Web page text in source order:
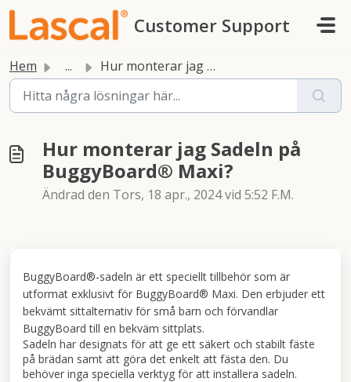
Hoppa över till huvudinnehåll
Customer Support
Hem ... Hur monterar jag Sadeln på BuggyBoard® Maxi?
Hur monterar jag Sadeln på
BuggyBoard® Maxi?
Ändrad den Tors, 18 apr., 2024 vid 5:52 F.M.
BuggyBoard®-sadeln är ett speciellt tillbehör som är
utformat exklusivt för BuggyBoard® Maxi. Den erbjuder ett
bekvämt sittalternativ för små barn och förvandlar
BuggyBoard till en bekväm sittplats.
Sadeln har designats för att ge ett säkert och stabilt fäste
på brädan samt att göra det enkelt att fästa den. Du
behöver inga speciella verktyg för att installera sadeln.